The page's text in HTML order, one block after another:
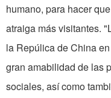
humano, para hacer
atraiga más visitantes.
la Repúlica de China
gran amabilidad de las
sociales, así como